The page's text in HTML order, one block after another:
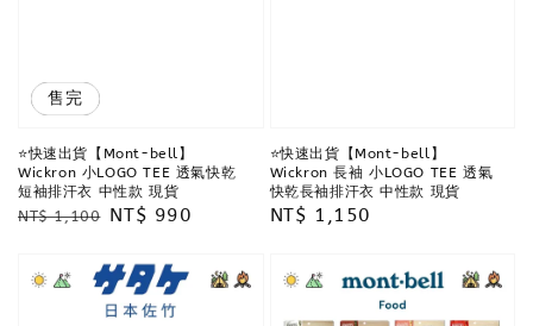
優惠
售完
⭐️快速出貨【Mont-bell】
Wickron 小LOGO TEE 透氣快乾
短袖排汗衣 中性款 現貨
Regular
NT$ 1,100 Sale
NT$ 990
⭐️快速出貨【Mont-bell】
Wickron 長袖 小LOGO TEE 透氣
快乾長袖排汗衣 中性款 現貨
Regular
NT$ 1,150